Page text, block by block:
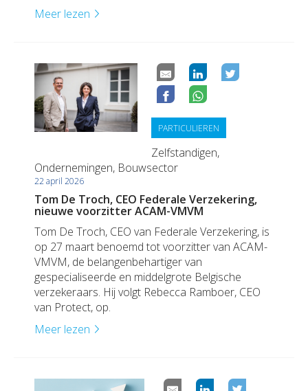
Meer lezen
PARTICULIEREN
Zelfstandigen,
Ondernemingen, Bouwsector
22 april 2026
Tom De Troch, CEO Federale Verzekering,
nieuwe voorzitter ACAM-VMVM
Tom De Troch, CEO van Federale Verzekering, is
op 27 maart benoemd tot voorzitter van ACAM-
VMVM, de belangenbehartiger van
gespecialiseerde en middelgrote Belgische
verzekeraars. Hij volgt Rebecca Ramboer, CEO
van Protect, op.
Meer lezen